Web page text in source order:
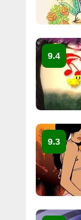
9.4
9.3